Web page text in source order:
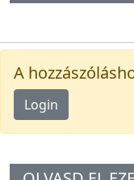
A
Login